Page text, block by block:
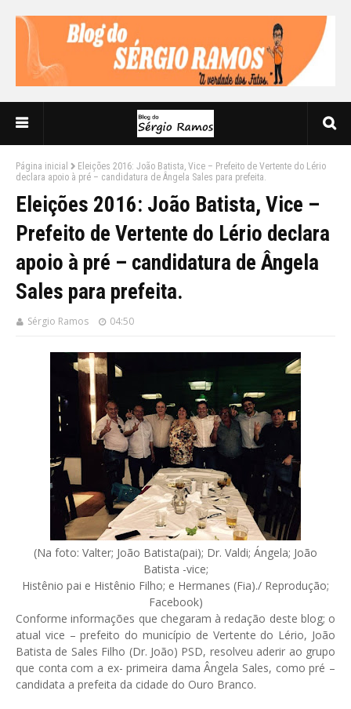
Página inicial
Eleições 2016: João Batista, Vice – Prefeito de Vertente do Lério
declara apoio à pré – candidatura de Ângela Sales para prefeita.
Eleições 2016: João Batista, Vice –
Prefeito de Vertente do Lério declara
apoio à pré – candidatura de Ângela
Sales para prefeita.
Sérgio Ramos 04:50
(Na foto: Valter; João Batista(pai); Dr. Valdi; Ángela; João
Batista -vice;
Histênio pai e Histênio Filho; e Hermanes (Fia)./ Reprodução;
Facebook)
Conforme informações que chegaram à redação deste blog; o
atual vice – prefeito do município de Vertente do Lério, João
Batista de Sales Filho (Dr. João) PSD, resolveu aderir ao grupo
que conta com a ex- primeira dama Ângela Sales, como pré –
candidata a prefeita da cidade do Ouro Branco.